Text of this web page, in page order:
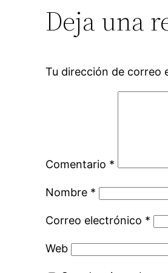
Deja una
Tu dirección de correo
Comentario *
Nombre *
Correo electrónico *
Web